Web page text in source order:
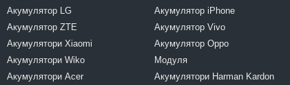
Акумулятор LG
Акумулятор ZTE
Акумулятори Xiaomi
Акумулятори Wiko
Акумулятори Acer
Акумулятор iPhone
Акумулятор Vivo
Акумулятор Oppo
Модуля
Акумулятори Harman Kardon